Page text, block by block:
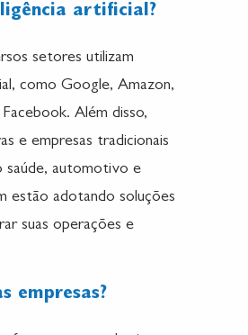
artificial?
setores utilizam
como Google, Amazon,
Além disso,
e empresas tradicionais
saúde, automotivo e
estão adotando soluções
suas operações e
empresas?